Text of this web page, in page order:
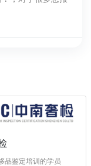
品鉴定培训的学员